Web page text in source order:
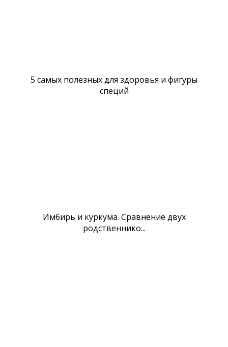
5 самых полезных для здоровья и фигуры
специй
Имбирь и куркума. Сравнение двух
родственнико...